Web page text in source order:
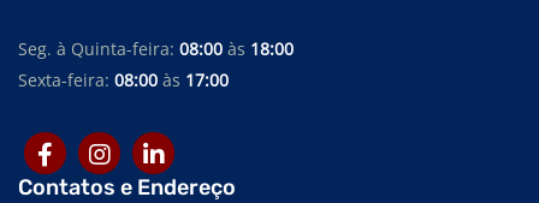
Seg. à Quinta-feira: 08:00 às 18:00
Sexta-feira: 08:00 às 17:00
Contatos e Endereço